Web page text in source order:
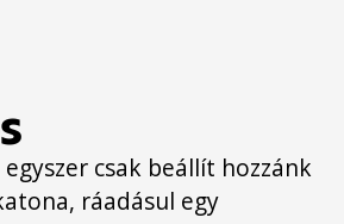
csak beállít hozzánk
ráadásul egy